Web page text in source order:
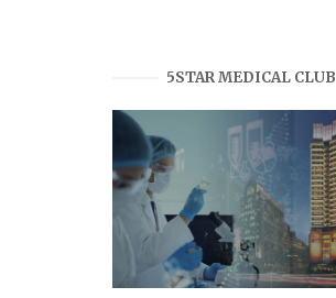
5STAR MEDICAL CLUB